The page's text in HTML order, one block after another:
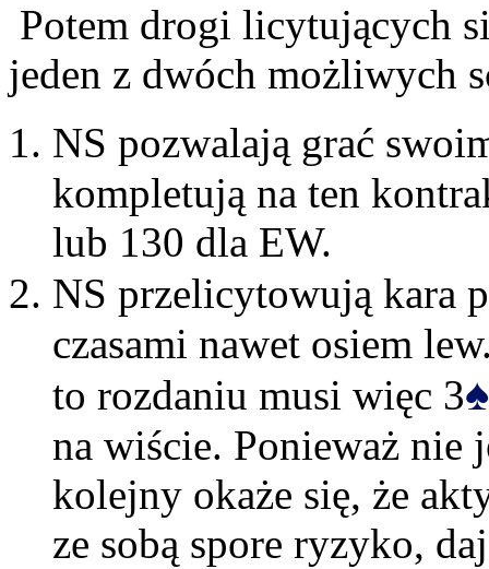
Potem drogi licytujących
jeden z dwóch możliwych
NS pozwalają grać
kompletują na ten
lub 130 dla EW.
NS przelicytowują kara
czasami nawet osiem
to rozdaniu musi więc 3♠
na wiście. Ponieważ nie
kolejny okaże się, że
ze sobą spore ryzyko,